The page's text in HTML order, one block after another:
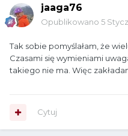
jaaga76
Opublikowano 5
Tak sobie pomyślałam, że
Czasami się wymieniami
takiego nie ma. Więc
Cytuj